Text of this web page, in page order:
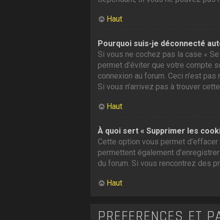
Haut
Pourquoi suis-je déconnecté
Si vous ne cochez pas la case «
permet d’éviter que votre compte
connexion au forum. Ceci n’est
Si vous n’arrivez pas à trouver
Haut
À quoi sert « Supprimer les
Cette option vous permet
permettent également
du forum. Si vous rencontrez des
Haut
PRÉFÉRENCES ET